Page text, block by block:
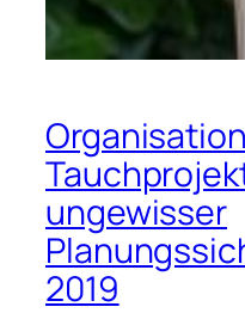
ungewisser
2019